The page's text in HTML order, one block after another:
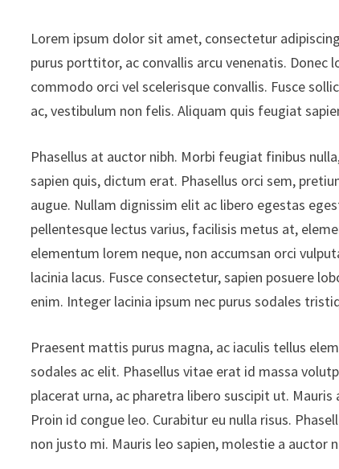
Lorem ipsum dolor sit amet, consectetur
purus porttitor, ac convallis arcu venenatis. Donec
commodo orci vel scelerisque convallis. Fusce
ac, vestibulum non felis. Aliquam quis feugiat
Phasellus at auctor nibh. Morbi feugiat finibus
sapien quis, dictum erat. Phasellus orci sem,
augue. Nullam dignissim elit ac libero egestas
pellentesque lectus varius, facilisis metus at,
elementum lorem neque, non accumsan orci
lacinia lacus. Fusce consectetur, sapien posuere
enim. Integer lacinia ipsum nec purus sodales
Praesent mattis purus magna, ac iaculis tellus
sodales ac elit. Phasellus vitae erat id massa
placerat urna, ac pharetra libero suscipit ut.
Proin id congue leo. Curabitur eu nulla risus.
non justo mi. Mauris leo sapien, molestie a auctor